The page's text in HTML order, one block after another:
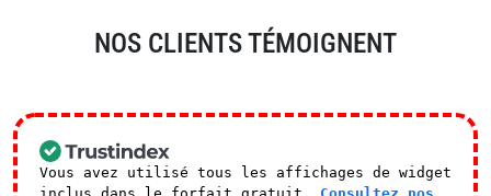
NOS CLIENTS TÉMOIGNENT
Vous avez utilisé tous les affichages de widget
inclus dans le forfait gratuit. Consultez nos